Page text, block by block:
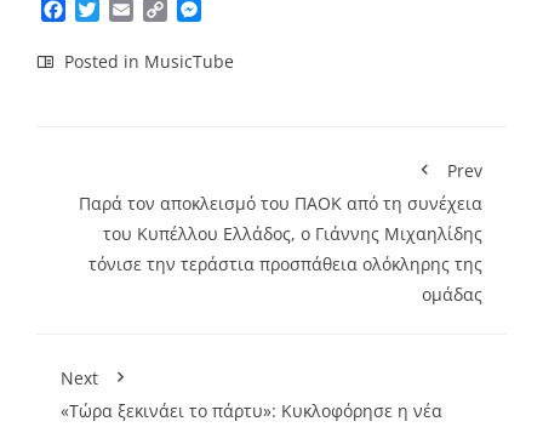
Facebook
TwitterEmailCopy
Posted in MusicTube
Prev
Παρά τον αποκλεισμό του ΠΑΟΚ από τη συνέχεια
του Κυπέλλου Ελλάδος, ο Γιάννης Μιχαηλίδης
τόνισε την τεράστια προσπάθεια ολόκληρης της
ομάδας
Next
«Τώρα ξεκινάει το πάρτυ»: Κυκλοφόρησε η νέα